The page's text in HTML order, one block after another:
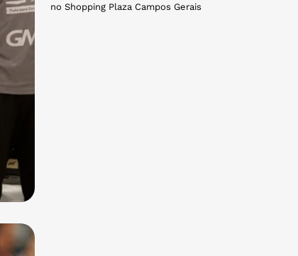
no Shopping Plaza Campos Gerais